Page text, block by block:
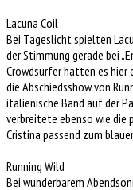
Lacuna Coil
Bei Tageslicht spielten
der Stimmung gerade bei
Crowdsurfer hatten es hier
die Abschiedsshow von
italienische Band auf der
verbreitete ebenso wie die
Cristina passend zum
Running Wild
Bei wunderbarem